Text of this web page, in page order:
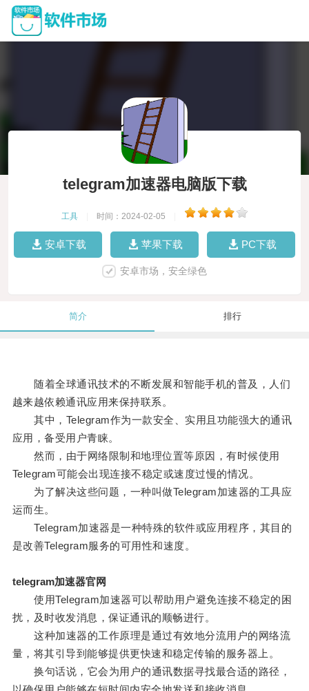
telegram加速器电脑版下载
工具 时间：2024-02-05
安卓下载 苹果下载 PC下载
安卓市场，安全绿色
简介 排行
随着全球通讯技术的不断发展和智能手机的普及，人们
越来越依赖通讯应用来保持联系。
其中，Telegram作为一款安全、实用且功能强大的通讯
应用，备受用户青睐。
然而，由于网络限制和地理位置等原因，有时候使用
Telegram可能会出现连接不稳定或速度过慢的情况。
为了解决这些问题，一种叫做Telegram加速器的工具应
运而生。
Telegram加速器是一种特殊的软件或应用程序，其目的
是改善Telegram服务的可用性和速度。
telegram加速器官网
使用Telegram加速器可以帮助用户避免连接不稳定的困
扰，及时收发消息，保证通讯的顺畅进行。
这种加速器的工作原理是通过有效地分流用户的网络流
量，将其引导到能够提供更快速和稳定传输的服务器上。
换句话说，它会为用户的通讯数据寻找最合适的路径，